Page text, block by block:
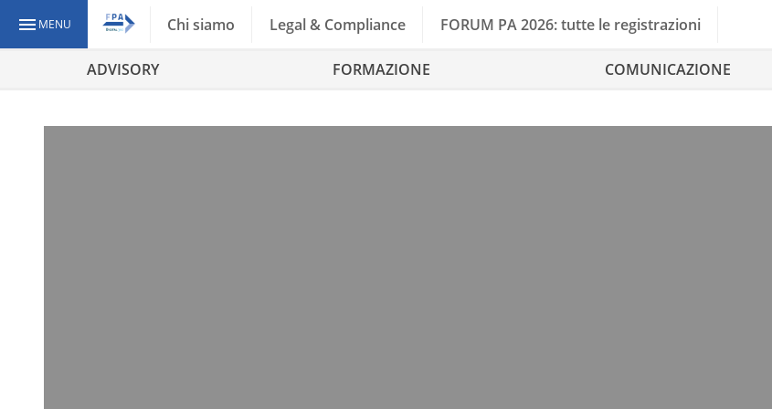
MENU Chi siamo Legal & Compliance FORUM PA 2026: tutte le registrazioni
ADVISORY FORMAZIONE COMUNICAZIONE